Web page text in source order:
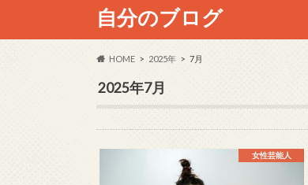
自分のブログ
HOME 2025年 7月
2025年7月
女性芸能人